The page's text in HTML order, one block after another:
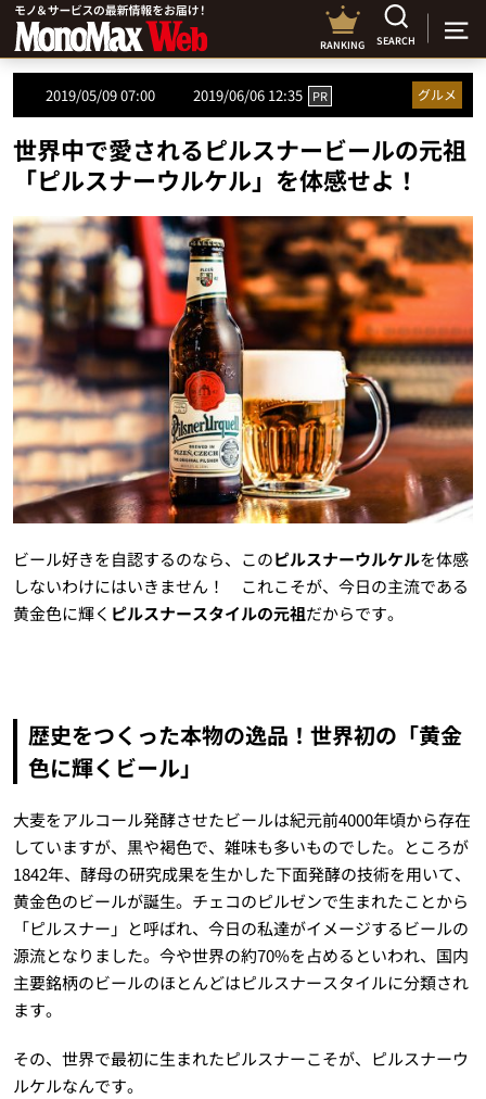
RANKING SEARCH
2019/05/09 07:00 2019/06/06 12:35 PR グルメ
世界中で愛されるピルスナービールの元祖
「ピルスナーウルケル」を体感せよ！
ビール好きを自認するのなら、このピルスナーウルケルを体感
しないわけにはいきません！ これこそが、今日の主流である
黄金色に輝く ピルスナースタイルの元祖だからです。
歴史をつくった本物の逸品！世界初の「黄金
色に輝くビール」
大麦をアルコール発酵させたビールは紀元前4000年頃から存在
していますが、黒や褐色で、雑味も多いものでした。ところが
1842年、酵母の研究成果を生かした下面発酵の技術を用いて、
黄金色のビールが誕生。チェコのピルゼンで生まれたことから
「ピルスナー」と呼ばれ、今日の私達がイメージするビールの
源流となりました。今や世界の約70%を占めるといわれ、国内
主要銘柄のビールのほとんどはピルスナースタイルに分類され
ます。
その、世界で最初に生まれたピルスナーこそが、ピルスナーウ
ルケルなんです。